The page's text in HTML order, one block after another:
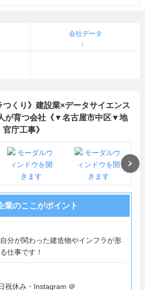
会社データ
つくり》建設業×データサイエンス
が育つ会社《▼名古屋市中区▼地
庁工事》
業のここがポイント
分が関わった建造物やインフラが形
仕事です！
祝休み・Instagram ＠